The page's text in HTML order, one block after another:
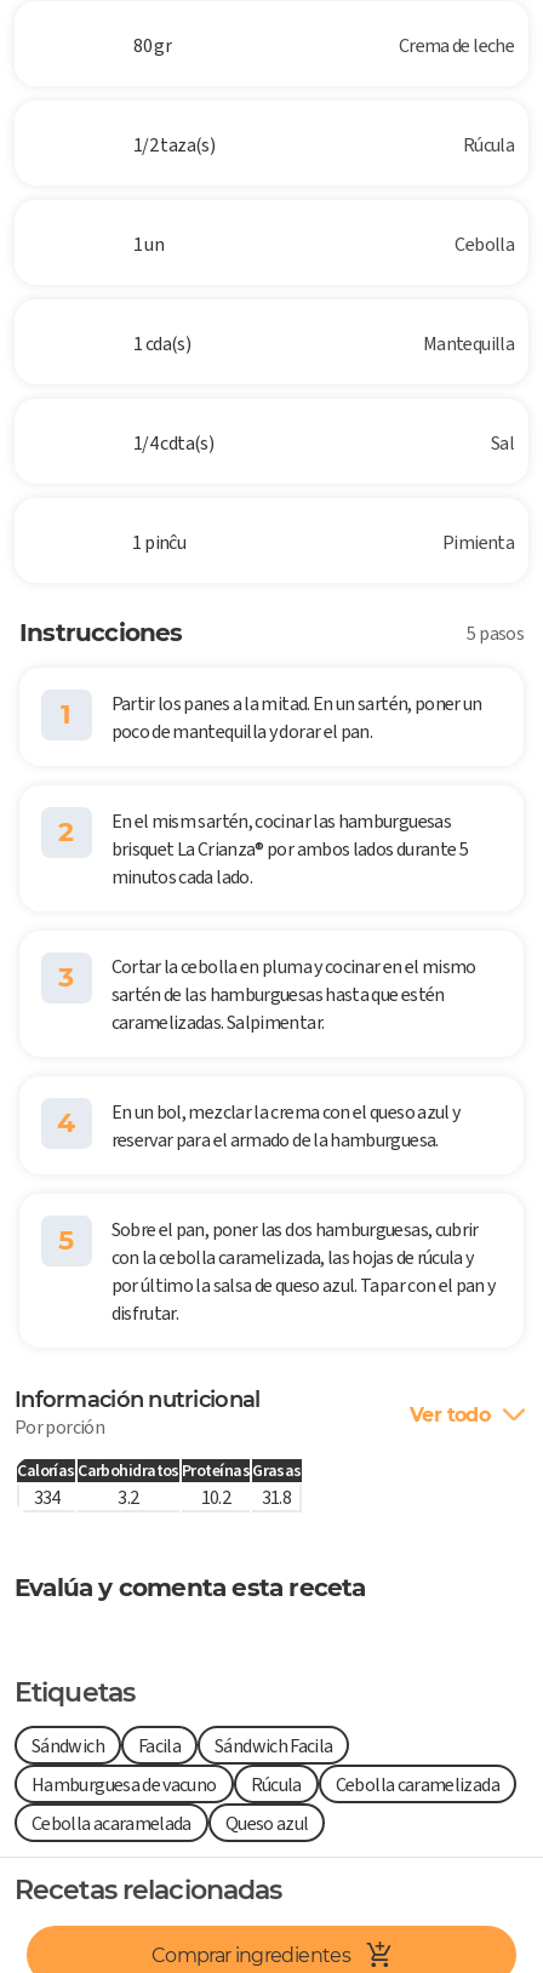
80 gr Crema de leche
1/2 taza(s) Rúcula
1 un Cebolla
1 cda(s) Mantequilla
1/4 cdta(s) Sal
1 pinĉu Pimienta
Instrucciones 5 pasos
1
Partir los panes a la mitad. En un sartén, poner un
poco de mantequilla y dorar el pan.
2
En el mism sartén, cocinar las hamburguesas
brisquet La Crianza® por ambos lados durante 5
minutos cada lado.
3
Cortar la cebolla en pluma y cocinar en el mismo
sartén de las hamburguesas hasta que estén
caramelizadas. Salpimentar.
4
En un bol, mezclar la crema con el queso azul y
reservar para el armado de la hamburguesa.
5
Sobre el pan, poner las dos hamburguesas, cubrir
con la cebolla caramelizada, las hojas de rúcula y
por último la salsa de queso azul. Tapar con el pan y
disfrutar.
Información nutricional
Por porción Ver todo
Calorías Carbohidratos ProteínasGrasas
334 3.2 10.2 31.8
Evalúa y comenta esta receta
Etiquetas
Sándwich Facila
Sándwich Facila
Hamburguesa de vacuno
Rúcula
Cebolla caramelizada
Cebolla acaramelada
Queso azul
Recetas relacionadas
Comprar ingredientes